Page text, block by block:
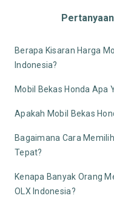
Berapa Kisaran Harga
Indonesia?
Mobil Bekas Honda Apa
Apakah Mobil Bekas
Bagaimana Cara
Tepat?
Kenapa Banyak Orang
OLX Indonesia?